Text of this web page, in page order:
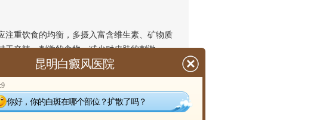
重饮食的均衡，多摄入富含维生素、矿物质
于辛辣、刺激的食物，减少对皮肤的刺激。
陈代谢。白癜风患者可以选择适合自己的运
昆明白癜风医院
你好，你的白斑在哪个部位？扩散了吗？